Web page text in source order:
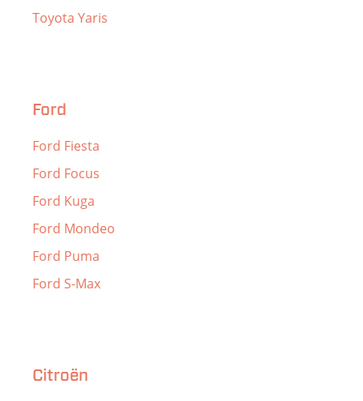
Toyota Yaris
Ford
Ford Fiesta
Ford Focus
Ford Kuga
Ford Mondeo
Ford Puma
Ford S-Max
Citroën